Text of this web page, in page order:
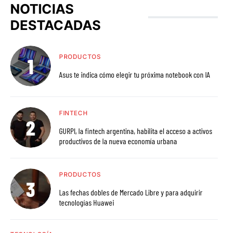
NOTICIAS
DESTACADAS
PRODUCTOS
Asus te indica cómo elegir tu próxima notebook con IA
FINTECH
GURPI, la fintech argentina, habilita el acceso a activos
productivos de la nueva economía urbana
PRODUCTOS
Las fechas dobles de Mercado Libre y para adquirir
tecnologías Huawei